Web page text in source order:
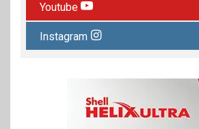
Youtube
Instagram